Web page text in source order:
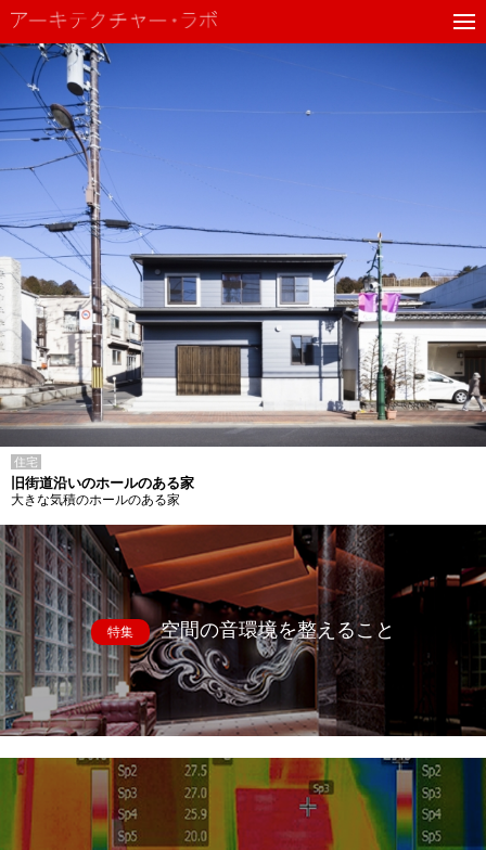
住宅
旧街道沿いのホールのある家
大きな気積のホールのある家
特集 空間の音環境を整えること